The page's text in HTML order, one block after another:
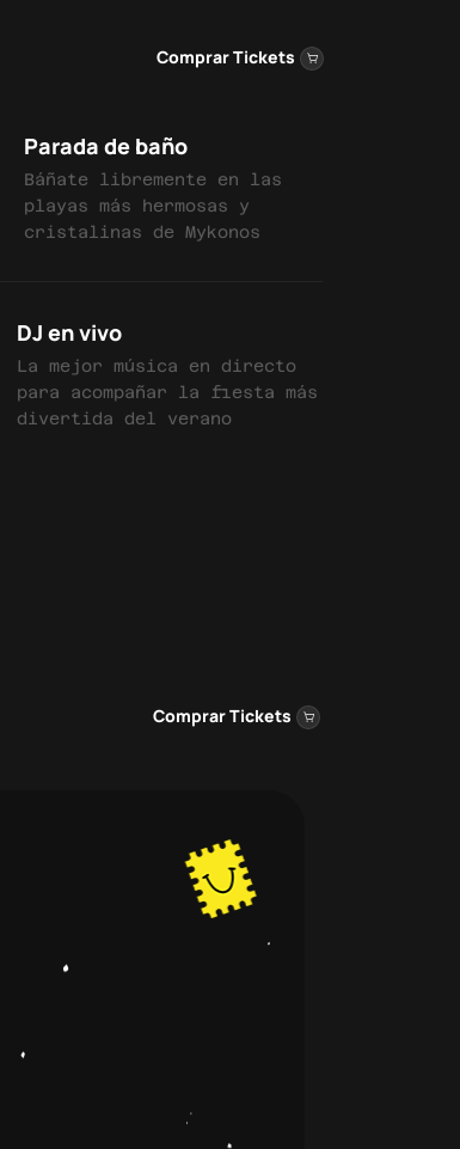
Comprar Tickets
Parada de baño
Báñate libremente en las
playas más hermosas y
cristalinas de Mykonos
DJ en vivo
La mejor música en directo
para acompañar la fiesta más
divertida del verano
Comprar Tickets